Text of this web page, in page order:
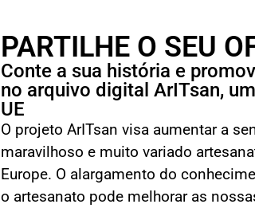
PARTILHE O SEU
Conte a sua história e
no arquivo digital ArITsan,
UE
O projeto ArITsan visa aumentar a
maravilhoso e muito variado
Europe. O alargamento do
o artesanato pode melhorar as